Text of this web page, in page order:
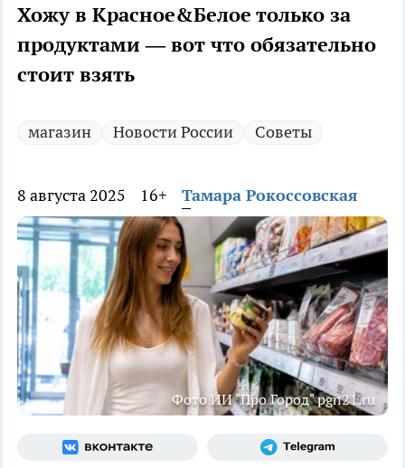
Хожу в Красное&Белое только за
продуктами — вот что обязательно
стоит взять
магазин Новости России Советы
8 августа 2025 16+ Тамара Рокоссовская
Фото ИИ "Про Город" pgn21.ru